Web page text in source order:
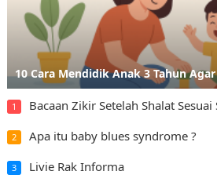
10 Cara Mendidik Anak 3 Tahun
1 Bacaan Zikir Setelah Shalat Sesuai
2 Apa itu baby blues syndrome ?
3 Livie Rak Informa